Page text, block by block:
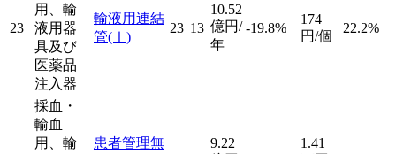
23
用、輸
液用器
具及び
医薬品
注入器
輸液用連結
管(Ⅰ)
23 13
10.52
億円/
年
-19.8%
174
円/個
22.2%
採血・
輸血
用、輸
患者管理無
9.22
1.41